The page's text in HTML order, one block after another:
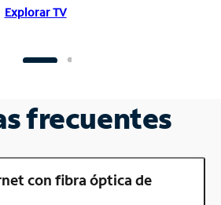
Explorar TV
frecuentes
con fibra óptica de